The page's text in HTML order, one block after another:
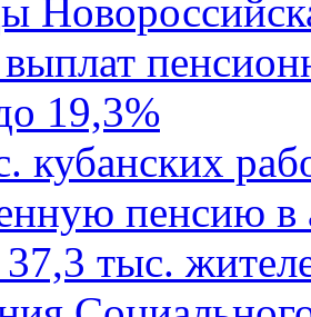
19,3%
кубанских
пенсию в
тыс.